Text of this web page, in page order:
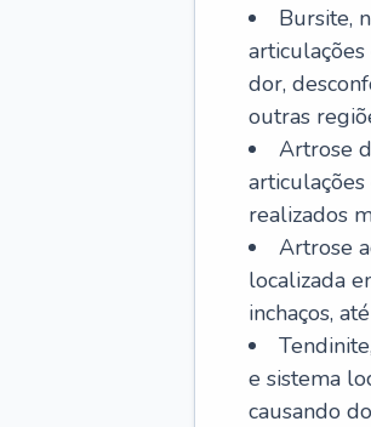
Bursite,
dor,
outras
Artrose
realizados
Artrose
localizada
inchaços,
e sistema
causando